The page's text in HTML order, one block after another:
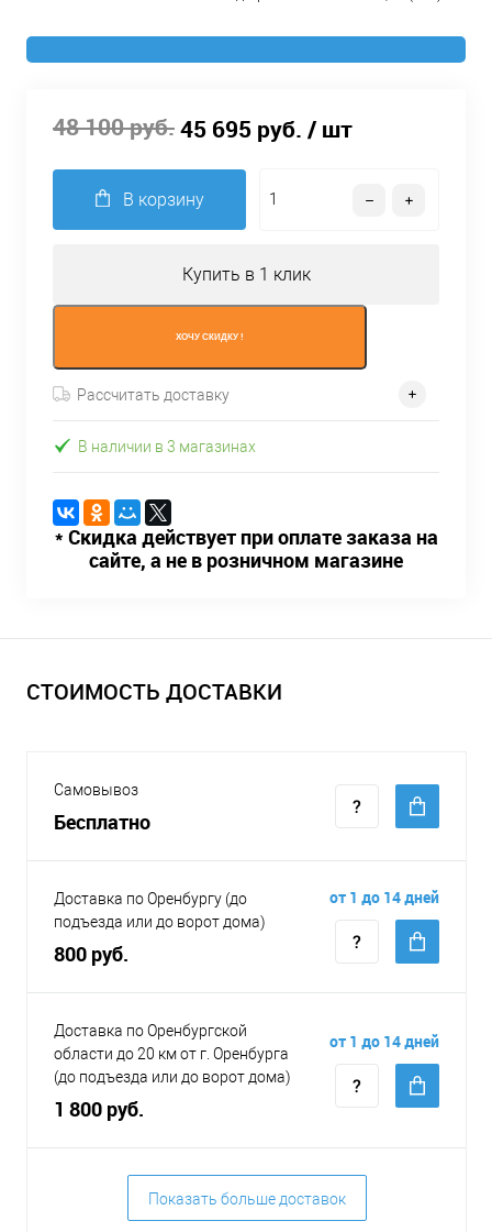
48 100 руб.45 695 руб. / шт
В корзину
Купить в 1 клик
ХОЧУ СКИДКУ !
Рассчитать доставку
В наличии в 3 магазинах
* Скидка действует при оплате заказа на
сайте, а не в розничном магазине
СТОИМОСТЬ ДОСТАВКИ
Самовывоз
Бесплатно
Доставка по Оренбургу (до
подъезда или до ворот дома)
800 руб.
от 1 до 14 дней
Доставка по Оренбургской
области до 20 км от г. Оренбурга
(до подъезда или до ворот дома)
1 800 руб.
от 1 до 14 дней
Показать больше доставок